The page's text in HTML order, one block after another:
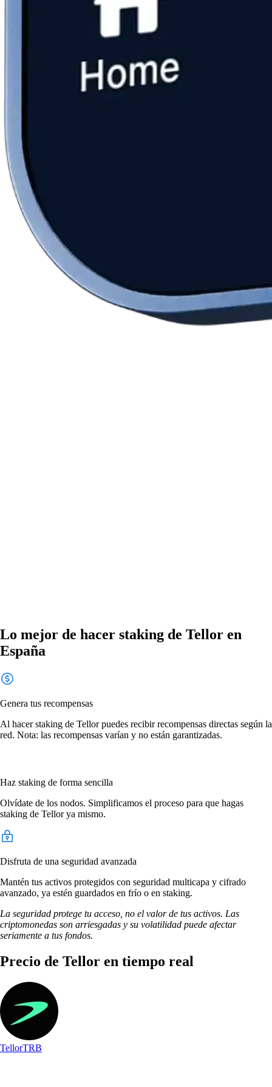
Lo mejor de hacer staking de Tellor en
España
Genera tus recompensas
Al hacer staking de Tellor puedes recibir recompensas directas según la
red. Nota: las recompensas varían y no están garantizadas.
Haz staking de forma sencilla
Olvídate de los nodos. Simplificamos el proceso para que hagas
staking de Tellor ya mismo.
Disfruta de una seguridad avanzada
Mantén tus activos protegidos con seguridad multicapa y cifrado
avanzado, ya estén guardados en frío o en staking.
La seguridad protege tu acceso, no el valor de tus activos. Las
criptomonedas son arriesgadas y su volatilidad puede afectar
seriamente a tus fondos.
Precio de Tellor en tiempo real
TellorTRB